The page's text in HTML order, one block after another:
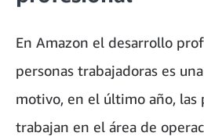
En Amazon el desarrollo
personas trabajadoras es
motivo, en el último año, las
trabajan en el área de